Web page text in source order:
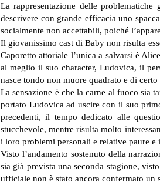
La rappresentazione delle
descrivere con grande efficacia uno
socialmente non accettabili, poiché
Il giovanissimo cast di Baby non risulta
Caporetto attoriale l’unica a salvarsi è
al meglio il suo character, Ludovica, il
nasce tondo non muore quadrato e di
La sensazione è che la carne al fuoco sia
portato Ludovica ad uscire con il suo
precedenti, il tempo dedicato alle
stucchevole, mentre risulta molto
i loro problemi personali e relative paure e
Visto l’andamento sostenuto della
sia già prevista una seconda stagione,
ufficiale non è stato ancora confermato un